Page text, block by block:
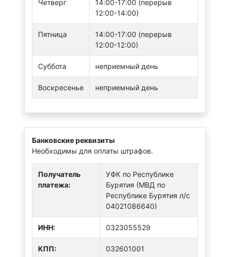
Четверг
14:00-17:00 (перерыв
12:00-14:00)
Пятница
14:00-17:00 (перерыв
12:00-12:00)
Суббота неприемный день
Воскресенье неприемный день
Банковские реквизиты
Необходимы для оплаты штрафов.
Получатель
платежа:
УФК по Республике
Бурятия (МВД по
Республике Бурятия л/с
04021086640)
ИНН: 0323055529
КПП: 032601001